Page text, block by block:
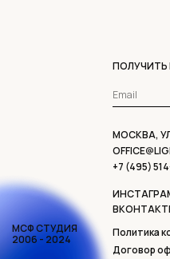
МСФ СТУДИЯ
2006 - 2024
МОСКВА,
ПОЛУЧИТЬ
+7 (495)
Политика
Договор